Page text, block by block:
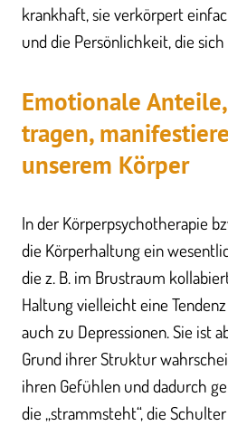
krankhaft, sie verkörpert
und die Persönlichkeit, die
Emotionale
tragen,
unserem Körper
In der Körperpsychotherapie
die Körperhaltung ein
die z. B. im Brustraum
Haltung vielleicht eine
auch zu Depressionen. Sie ist
Grund ihrer Struktur
ihren Gefühlen und dadurch
die „strammsteht“, die